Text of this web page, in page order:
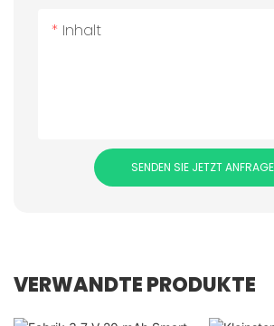
Inhalt
SENDEN SIE JETZT ANFRAGE
VERWANDTE PRODUKTE